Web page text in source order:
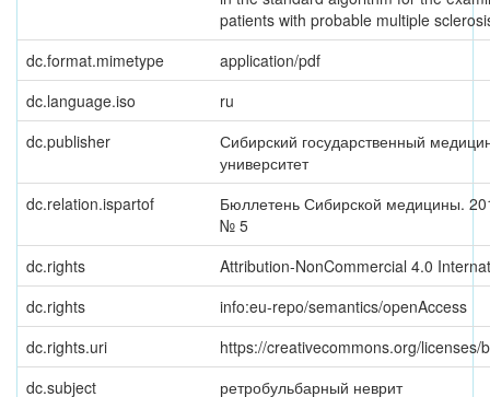
patients with probable multiple
dc.format.mimetype
application/pdf
dc.language.iso
ru
dc.publisher
Сибирский государственный
университет
dc.relation.ispartof
Бюллетень Сибирской медицины.
№ 5
dc.rights
Attribution-NonCommercial 4.0
dc.rights
info:eu-repo/semantics/openAccess
dc.rights.uri
https://creativecommons.org/licenses/
dc.subject
ретробульбарный неврит